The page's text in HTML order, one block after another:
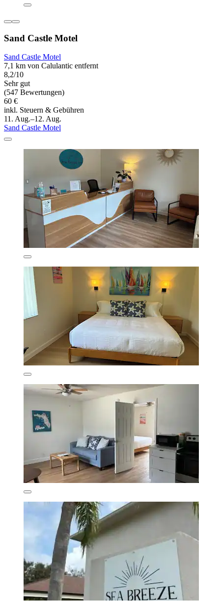
Sand Castle Motel
Sand Castle Motel
7,1 km von Calulantic entfernt
8,2/10
Sehr gut
(547 Bewertungen)
60 €
inkl. Steuern & Gebühren
11. Aug.–12. Aug.
Sand Castle Motel